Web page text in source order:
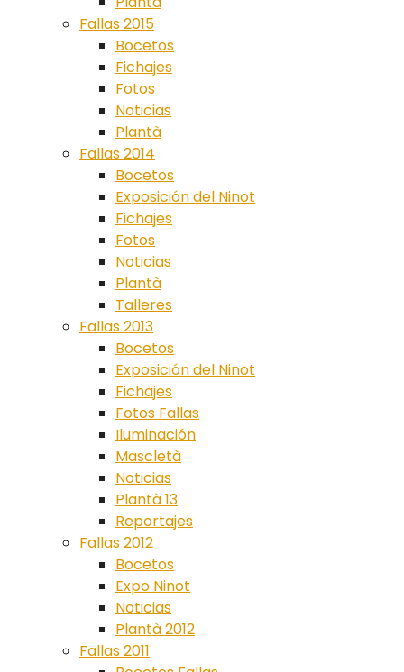
Fallas 2015
Bocetos
Fichajes
Fotos
Noticias
Plantà
Fallas 2014
Bocetos
Exposición del Ninot
Fichajes
Fotos
Noticias
Plantà
Talleres
Fallas 2013
Bocetos
Exposición del Ninot
Fichajes
Fotos Fallas
Iluminación
Mascletà
Noticias
Plantà 13
Reportajes
Fallas 2012
Bocetos
Expo Ninot
Noticias
Plantà 2012
Fallas 2011